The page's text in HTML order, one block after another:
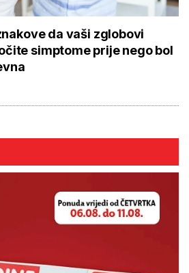
da vaši zglobovi
simptome prije nego bol